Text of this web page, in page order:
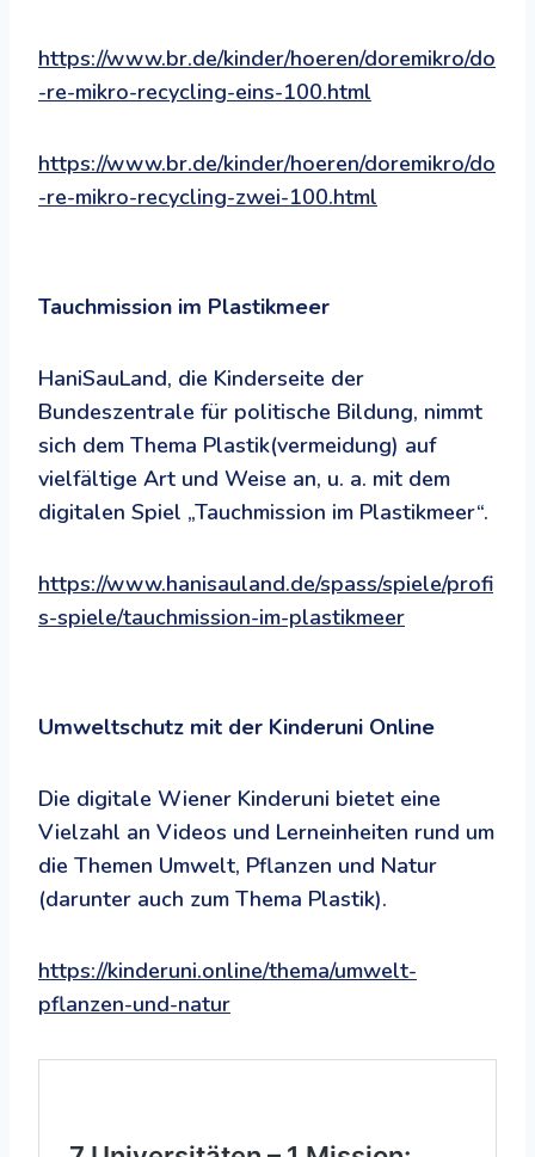
https://www.br.de/kinder/hoeren/doremikro/do
-re-mikro-recycling-eins-100.html
https://www.br.de/kinder/hoeren/doremikro/do
-re-mikro-recycling-zwei-100.html
Tauchmission im Plastikmeer
HaniSauLand, die Kinderseite der
Bundeszentrale für politische Bildung, nimmt
sich dem Thema Plastik(vermeidung) auf
vielfältige Art und Weise an, u. a. mit dem
digitalen Spiel „Tauchmission im Plastikmeer“.
https://www.hanisauland.de/spass/spiele/profi
s-spiele/tauchmission-im-plastikmeer
Umweltschutz mit der Kinderuni Online
Die digitale Wiener Kinderuni bietet eine
Vielzahl an Videos und Lerneinheiten rund um
die Themen Umwelt, Pflanzen und Natur
(darunter auch zum Thema Plastik).
https://kinderuni.online/thema/umwelt-
pflanzen-und-natur